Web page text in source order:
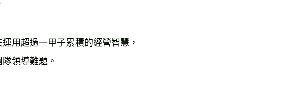
用超過一甲子累積的經營智慧，
領導難題。